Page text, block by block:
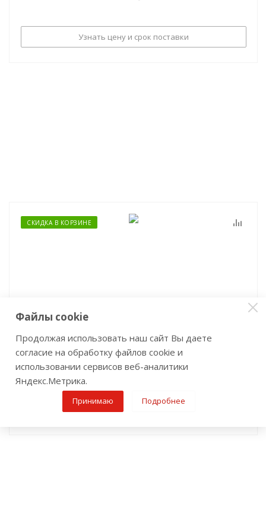
Узнать цену и срок поставки
СКИДКА В КОРЗИНЕ
Триммер аккумуляторный CAIMAN ENO BCTi (без
АКБ и ЗУ) с японским диском
Артикул: sale_01-010602-0004
33 000р/шт
Узнать цену и срок поставки
Файлы cookie
Продолжая использовать наш сайт Вы даете
согласие на обработку файлов cookie и
использовании сервисов веб-аналитики
Яндекс.Метрика.
Принимаю Подробнее